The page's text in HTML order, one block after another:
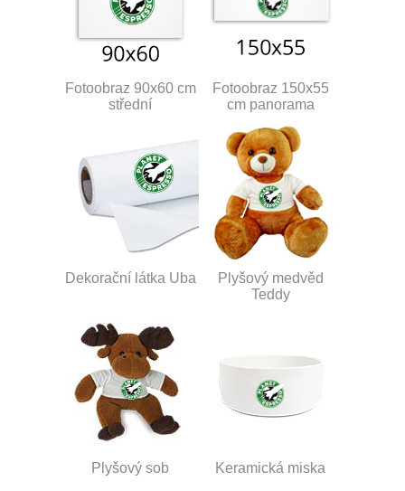
Fotoobraz 90x60 cm
střední
Fotoobraz 150x55
cm panorama
Dekorační látka Uba
Plyšový medvěd
Teddy
Plyšový sob Keramická miska